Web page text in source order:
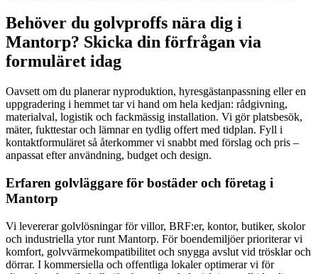
Behöver du golvproffs nära dig i
Mantorp? Skicka din förfrågan via
formuläret idag
Oavsett om du planerar nyproduktion, hyresgästanpassning eller en
uppgradering i hemmet tar vi hand om hela kedjan: rådgivning,
materialval, logistik och fackmässig installation. Vi gör platsbesök,
mäter, fukttestar och lämnar en tydlig offert med tidplan. Fyll i
kontaktformuläret så återkommer vi snabbt med förslag och pris –
anpassat efter användning, budget och design.
Erfaren golvläggare för bostäder och företag i
Mantorp
Vi levererar golvlösningar för villor, BRF:er, kontor, butiker, skolor
och industriella ytor runt Mantorp. För boendemiljöer prioriterar vi
komfort, golvvärmekompatibilitet och snygga avslut vid trösklar och
dörrar. I kommersiella och offentliga lokaler optimerar vi för